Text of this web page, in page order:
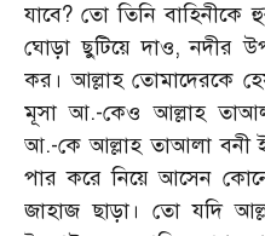
যাবে? তো তিনি
ঘোড়া ছুটিয়ে দাও, নদীর
কর। আল্লাহ তোমাদেরকে
মূসা আ.-কেও আল্লাহ
আ.-কে আল্লাহ তাআলা বনী
পার করে নিয়ে আসেন
জাহাজ ছাড়া। তো যদি